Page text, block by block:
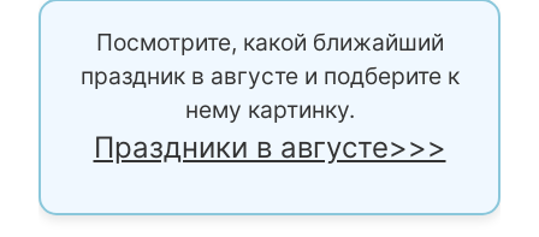
Посмотрите, какой ближайший
праздник в августе и подберите к
нему картинку.
Праздники в августе>>>